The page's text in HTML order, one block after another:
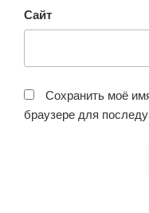
Сайт
Сохранить моё
браузере для